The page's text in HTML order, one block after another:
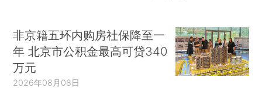
非京籍五环内购房社保降至一
年 北京市公积金最高可贷340
万元
2026年08月08日